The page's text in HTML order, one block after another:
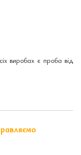
виробах є проба від